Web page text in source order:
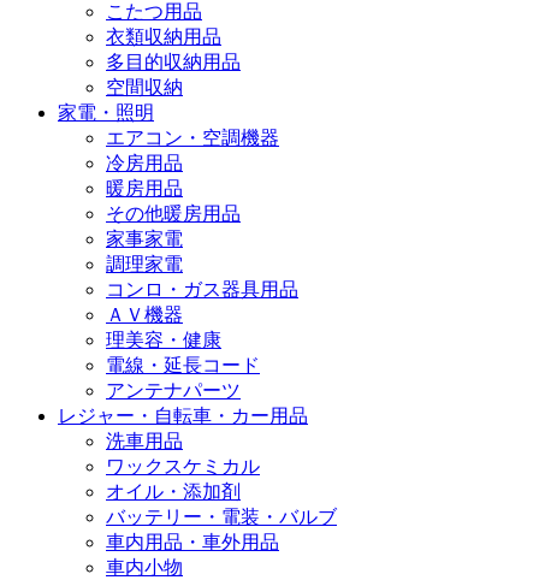
こたつ用品
衣類収納用品
多目的収納用品
空間収納
家電・照明
エアコン・空調機器
冷房用品
暖房用品
その他暖房用品
家事家電
調理家電
コンロ・ガス器具用品
ＡＶ機器
理美容・健康
電線・延長コード
アンテナパーツ
レジャー・自転車・カー用品
洗車用品
ワックスケミカル
オイル・添加剤
バッテリー・電装・バルブ
車内用品・車外用品
車内小物